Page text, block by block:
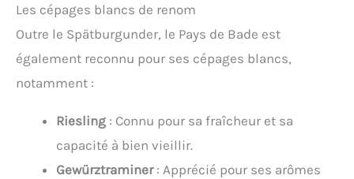
Les cépages blancs de renom
Outre le Spätburgunder, le Pays de Bade est
également reconnu pour ses cépages blancs,
notamment :
Riesling : Connu pour sa fraîcheur et sa
capacité à bien vieillir.
Gewürztraminer: Apprécié pour ses arômes